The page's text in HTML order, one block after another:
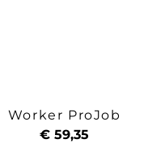
Worker ProJob
€ 59,35